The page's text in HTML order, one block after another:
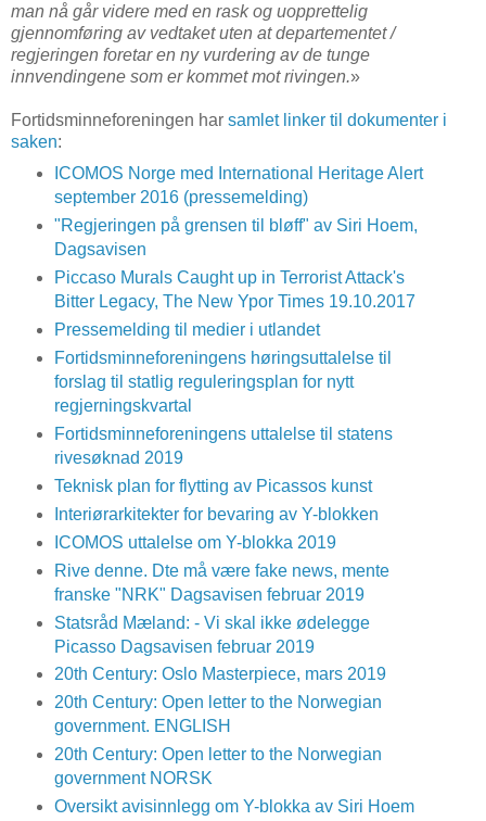
man nå går videre med en rask og uopprettelig
gjennomføring av vedtaket uten at departementet /
regjeringen foretar en ny vurdering av de tunge
innvendingene som er kommet mot rivingen.»
Fortidsminneforeningen har samlet linker til dokumenter i
saken:
ICOMOS Norge med International Heritage Alert
september 2016 (pressemelding)
"Regjeringen på grensen til bløff" av Siri Hoem,
Dagsavisen
Piccaso Murals Caught up in Terrorist Attack's
Bitter Legacy, The New Ypor Times 19.10.2017
Pressemelding til medier i utlandet
Fortidsminneforeningens høringsuttalelse til
forslag til statlig reguleringsplan for nytt
regjerningskvartal
Fortidsminneforeningens uttalelse til statens
rivesøknad 2019
Teknisk plan for flytting av Picassos kunst
Interiørarkitekter for bevaring av Y-blokken
ICOMOS uttalelse om Y-blokka 2019
Rive denne. Dte må være fake news, mente
franske "NRK" Dagsavisen februar 2019
Statsråd Mæland: - Vi skal ikke ødelegge
Picasso Dagsavisen februar 2019
20th Century: Oslo Masterpiece, mars 2019
20th Century: Open letter to the Norwegian
government. ENGLISH
20th Century: Open letter to the Norwegian
government NORSK
Oversikt avisinnlegg om Y-blokka av Siri Hoem